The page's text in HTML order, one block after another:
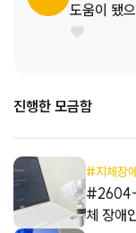
도움이 됐
진행한 모금함
#지체장
#2604-
체 장애